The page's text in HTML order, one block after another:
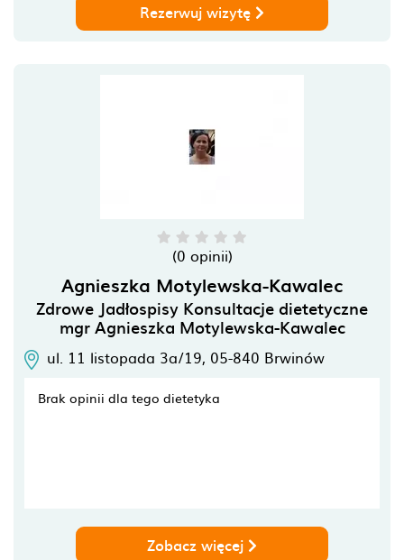
Rezerwuj wizytę
(0 opinii)
Agnieszka Motylewska-Kawalec
Zdrowe Jadłospisy Konsultacje dietetyczne
mgr Agnieszka Motylewska-Kawalec
ul. 11 listopada 3a/19, 05-840 Brwinów
Brak opinii dla tego dietetyka
Zobacz więcej